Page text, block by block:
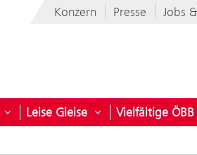
Konzern Presse Jobs
Flotte
Untermenü öffnen für Nachhaltige
Leise Gleise Untermenü öffnen
Vielfältige ÖBB